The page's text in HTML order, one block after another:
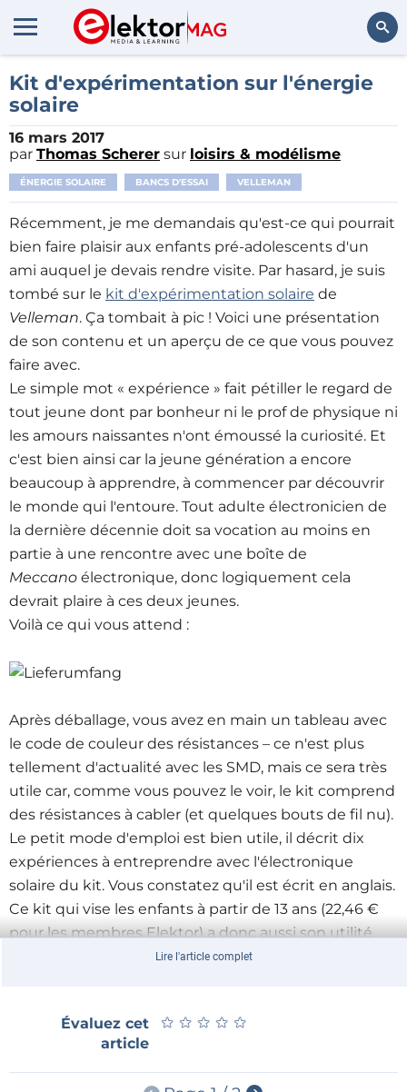
Rechercher
Kit d'expérimentation sur l'énergie
solaire
16 mars 2017
par Thomas Scherer sur loisirs & modélisme
ÉNERGIE SOLAIRE BANCS D'ESSAI VELLEMAN
Récemment, je me demandais qu'est-ce qui pourrait
bien faire plaisir aux enfants pré-adolescents d'un
ami auquel je devais rendre visite. Par hasard, je suis
tombé sur le kit d'expérimentation solaire de
Velleman. Ça tombait à pic ! Voici une présentation
de son contenu et un aperçu de ce que vous pouvez
faire avec.
Le simple mot « expérience » fait pétiller le regard de
tout jeune dont par bonheur ni le prof de physique ni
les amours naissantes n'ont émoussé la curiosité. Et
c'est bien ainsi car la jeune génération a encore
beaucoup à apprendre, à commencer par découvrir
le monde qui l'entoure. Tout adulte électronicien de
la dernière décennie doit sa vocation au moins en
partie à une rencontre avec une boîte de
Meccano électronique, donc logiquement cela
devrait plaire à ces deux jeunes.
Voilà ce qui vous attend :
Après déballage, vous avez en main un tableau avec
le code de couleur des résistances – ce n'est plus
tellement d'actualité avec les SMD, mais ce sera très
utile car, comme vous pouvez le voir, le kit comprend
des résistances à cabler (et quelques bouts de fil nu).
Le petit mode d'emploi est bien utile, il décrit dix
expériences à entreprendre avec l'électronique
solaire du kit. Vous constatez qu'il est écrit en anglais.
Ce kit qui vise les enfants à partir de 13 ans (22,46 €
pour les membres Elektor) a donc aussi son utilité
didactique en matière de vocabulaire technique. Il
Lire l'article complet
Évaluez cet
article
★ ★ ★ ★ ★
★ ★ ★ ★ ★